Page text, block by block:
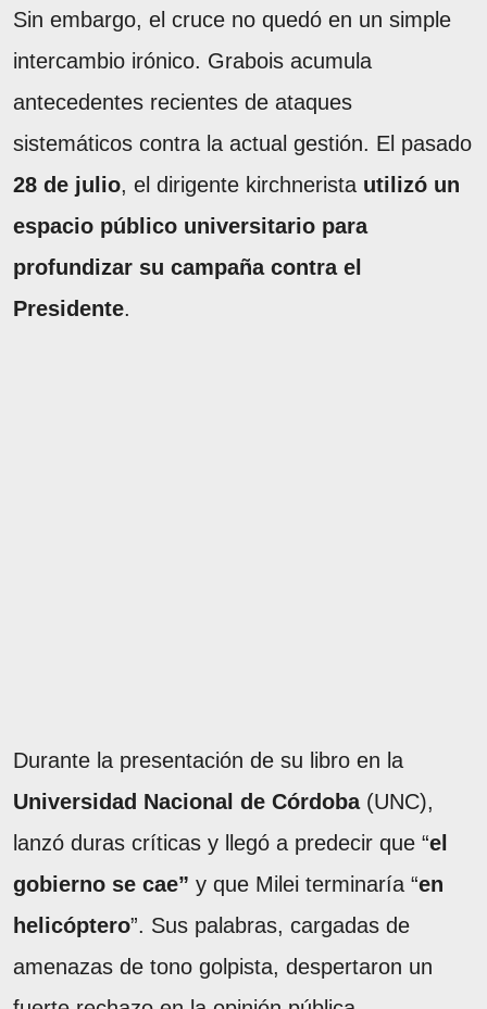
Sin embargo, el cruce no quedó en un simple
intercambio irónico. Grabois acumula
antecedentes recientes de ataques
sistemáticos contra la actual gestión. El pasado
28 de julio, el dirigente kirchnerista utilizó un
espacio público universitario para
profundizar su campaña contra el
Presidente.
Durante la presentación de su libro en la
Universidad Nacional de Córdoba(UNC),
lanzó duras críticas y llegó a predecir que “el
gobierno se cae” y que Milei terminaría “en
helicóptero”. Sus palabras, cargadas de
amenazas de tono golpista, despertaron un